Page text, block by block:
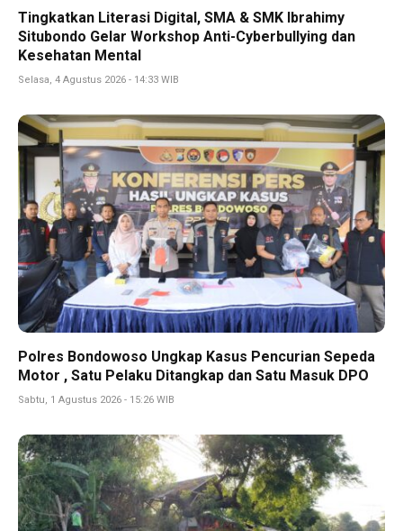
Tingkatkan Literasi Digital, SMA & SMK Ibrahimy
Situbondo Gelar Workshop Anti-Cyberbullying dan
Kesehatan Mental
Selasa, 4 Agustus 2026 - 14:33 WIB
Polres Bondowoso Ungkap Kasus Pencurian Sepeda
Motor , Satu Pelaku Ditangkap dan Satu Masuk DPO
Sabtu, 1 Agustus 2026 - 15:26 WIB